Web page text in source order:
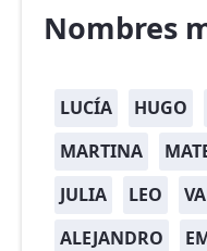
Nombres
LUCÍA HUGO
MARTINA
JULIA
LEO
ALEJANDRO